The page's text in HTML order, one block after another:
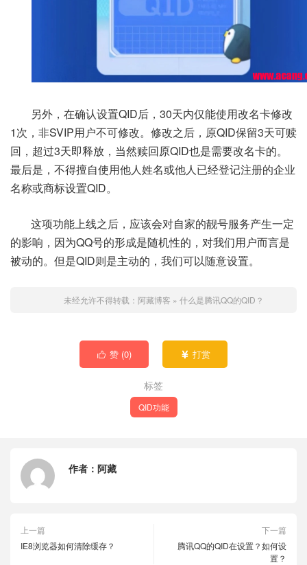
另外，在确认设置QID后，30天内仅能使用改名卡修改
1次，非SVIP用户不可修改。修改之后，原QID保留3天可赎
回，超过3天即释放，当然赎回原QID也是需要改名卡的。
最后是，不得擅自使用他人姓名或他人已经登记注册的企业
名称或商标设置QID。
这项功能上线之后，应该会对自家的靓号服务产生一定
的影响，因为QQ号的形成是随机性的，对我们用户而言是
被动的。但是QID则是主动的，我们可以随意设置。
未经允许不得转载： 阿藏博客 » 什么是腾讯QQ的QID？
 赞 (0)  打赏
标签
QID功能
作者： 阿藏
上一篇
IE8浏览器如何清除缓存？
下一篇
腾讯QQ的QID在设置？如何设
置？